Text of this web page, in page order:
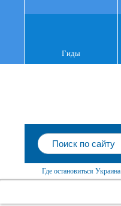
Гиды
Где остановиться Украина